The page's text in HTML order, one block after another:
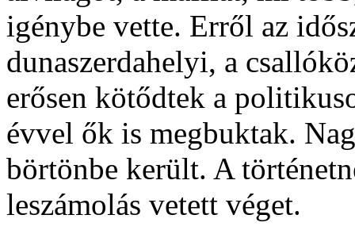
igénybe vette. Erről az
dunaszerdahelyi, a
erősen kötődtek a
évvel ők is megbuktak.
börtönbe került. A
leszámolás vetett véget.